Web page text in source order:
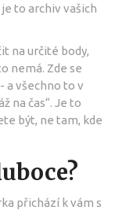
to archiv vašich
na určité body,
nemá. Zde se
a všechno to v
na čas“. Je to
být, ne tam, kde
přichází k vám s